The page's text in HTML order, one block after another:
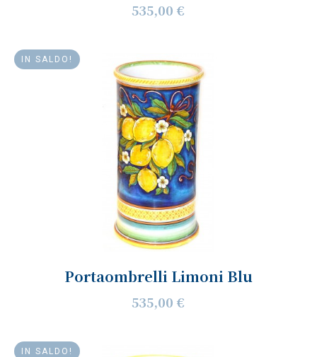
535,00 €
IN SALDO!
Portaombrelli Limoni Blu
535,00 €
IN SALDO!